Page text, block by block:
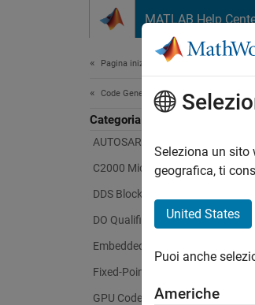
MATLAB Help
Pagina iniziale della documentazione
Code Generation
Categoria
AUTOSAR Blockset
C2000 Microcontroller Blockset
DDS Blockset
DO Qualification Kit
Embedded Coder
Fixed-Point Designer
GPU Coder
Seleziona un sito
geografica, ti
United States
Puoi anche
Americhe